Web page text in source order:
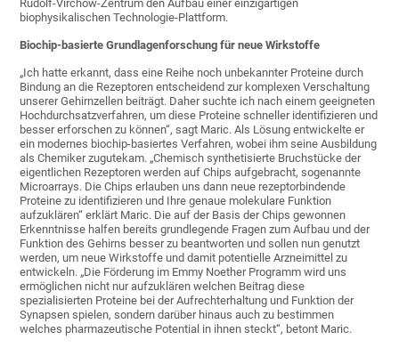
Rudolf-Virchow-Zentrum den Aufbau einer einzigartigen
biophysikalischen Technologie-Plattform.
Biochip-basierte Grundlagenforschung für neue Wirkstoffe
„Ich hatte erkannt, dass eine Reihe noch unbekannter Proteine durch
Bindung an die Rezeptoren entscheidend zur komplexen Verschaltung
unserer Gehirnzellen beiträgt. Daher suchte ich nach einem geeigneten
Hochdurchsatzverfahren, um diese Proteine schneller identifizieren und
besser erforschen zu können“, sagt Maric. Als Lösung entwickelte er
ein modernes biochip-basiertes Verfahren, wobei ihm seine Ausbildung
als Chemiker zugutekam. „Chemisch synthetisierte Bruchstücke der
eigentlichen Rezeptoren werden auf Chips aufgebracht, sogenannte
Microarrays. Die Chips erlauben uns dann neue rezeptorbindende
Proteine zu identifizieren und Ihre genaue molekulare Funktion
aufzuklären“ erklärt Maric. Die auf der Basis der Chips gewonnen
Erkenntnisse halfen bereits grundlegende Fragen zum Aufbau und der
Funktion des Gehirns besser zu beantworten und sollen nun genutzt
werden, um neue Wirkstoffe und damit potentielle Arzneimittel zu
entwickeln. „Die Förderung im Emmy Noether Programm wird uns
ermöglichen nicht nur aufzuklären welchen Beitrag diese
spezialisierten Proteine bei der Aufrechterhaltung und Funktion der
Synapsen spielen, sondern darüber hinaus auch zu bestimmen
welches pharmazeutische Potential in ihnen steckt“, betont Maric.